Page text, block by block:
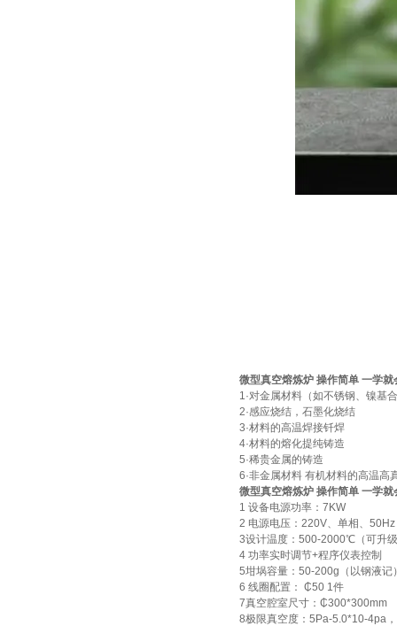
微型真空熔炼炉 操作简单 一学就
1·对金属材料（如不锈钢、镍基
2·感应烧结，石墨化烧结
3·材料的高温焊接钎焊
4·材料的熔化提纯铸造
5·稀贵金属的铸造
6·非金属材料 有机材料的高温高
微型真空熔炼炉 操作简单 一学就
1 设备电源功率：7KW
2 电源电压：220V、单相、50Hz
3设计温度：500-2000℃（可升
4 功率实时调节+程序仪表控制
5坩埚容量：50-200g（以钢液记
6 线圈配置： ₵50 1件
7真空腔室尺寸：₵300*300mm
8极限真空度：5Pa-5.0*10-4pa